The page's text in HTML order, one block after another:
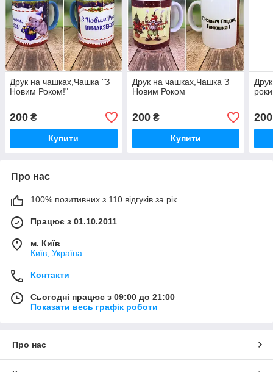
Друк на чашках,Чашка "З
Новим Роком!"
200 ₴
Купити
Друк на чашках,Чашка З
Новим Роком
200₴
Купити
200
Про нас
100% позитивних з 110 відгуків за рік
Працює з 01.10.2011
м. Київ
Київ, Україна
Контакти
Сьогодні працює з 09:00 до 21:00
Показати весь графік роботи
Про нас